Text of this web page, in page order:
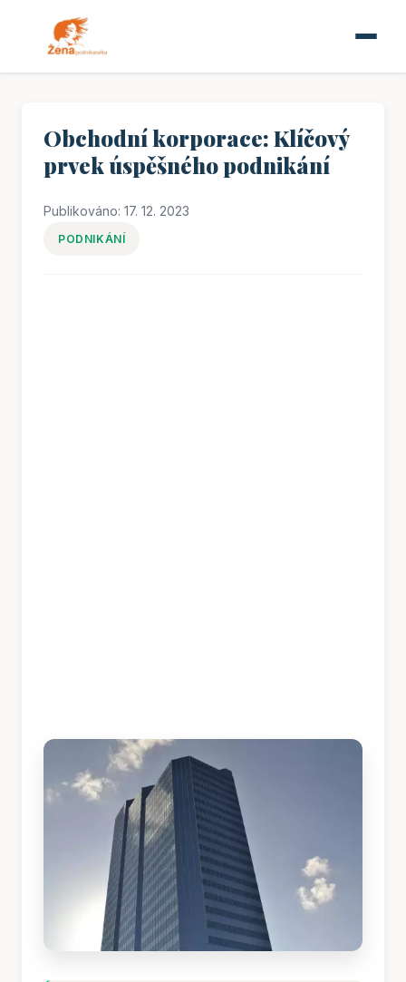
Obchodní korporace: Klíčový
prvek úspěšného podnikání
Publikováno: 17. 12. 2023
PODNIKÁNÍ